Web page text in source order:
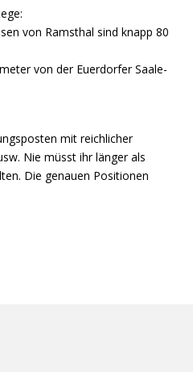
von Ramsthal sind knapp 80
von der Euerdorfer Saale-
mit reichlicher
Nie müsst ihr länger als
Die genauen Positionen